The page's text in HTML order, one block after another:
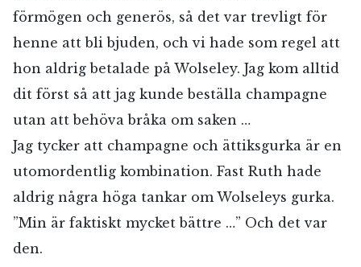
förmögen och generös, så det var trevligt för
henne att bli bjuden, och vi hade som regel att
hon aldrig betalade på Wolseley. Jag kom alltid
dit först så att jag kunde beställa champagne
utan att behöva bråka om saken …
Jag tycker att champagne och ättiksgurka är en
utomordentlig kombination. Fast Ruth hade
aldrig några höga tankar om Wolseleys gurka.
”Min är faktiskt mycket bättre …” Och det var
den.